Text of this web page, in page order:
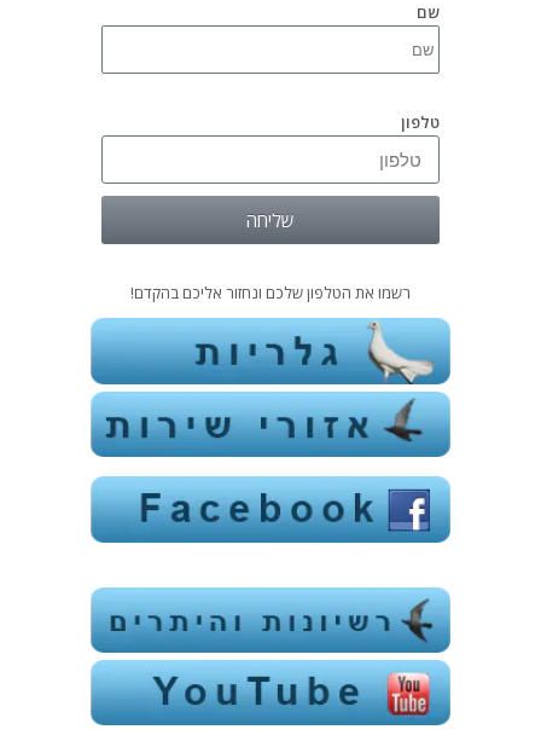
שם
טלפון
שליחה
רשמו את הטלפון שלכם ונחזור אליכם בהקדם!